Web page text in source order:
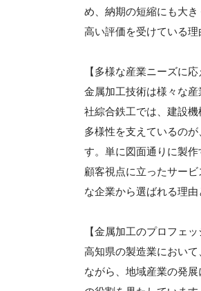
め、納期の短縮にも大
高い評価を受けている理
【多様な産業ニーズに
金属加工技術は様々な
社綜合鉄工では、建設
多様性を支えているの
す。単に図面通りに製
顧客視点に立ったサー
な企業から選ばれる理由
【金属加工のプロフェ
高知県の製造業におい
ながら、地域産業の発